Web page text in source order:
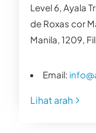
Level 6, Ayala
de Roxas cor
Manila, 1209,
Email:
Lihat arah